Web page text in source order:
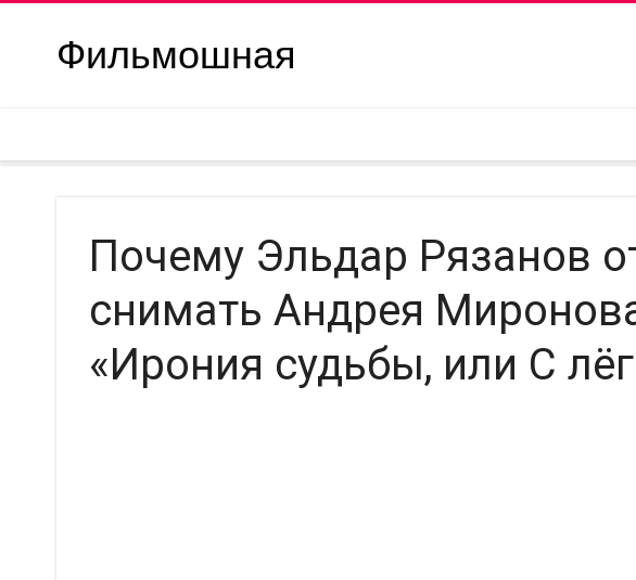
Фильмошная
Почему Эльдар Рязанов
снимать Андрея
«Ирония судьбы, или С